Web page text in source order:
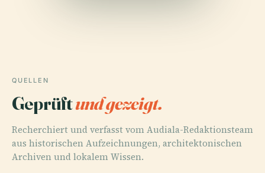
QUELLEN
Geprüftund gezeigt.
Recherchiert und verfasst vom Audiala-Redaktionsteam
aus historischen Aufzeichnungen, architektonischen
Archiven und lokalem Wissen.